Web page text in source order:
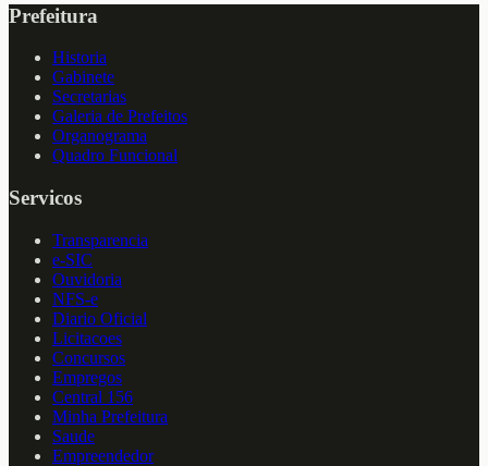
Prefeitura
Historia
Gabinete
Secretarias
Galeria de Prefeitos
Organograma
Quadro Funcional
Servicos
Transparencia
e-SIC
Ouvidoria
NFS-e
Diario Oficial
Licitacoes
Concursos
Empregos
Central 156
Minha Prefeitura
Saude
Empreendedor